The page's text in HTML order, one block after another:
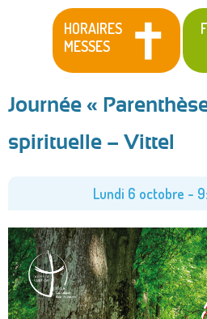
HORAIRES
MESSES
Journée «
spirituelle – Vittel
Lundi 6 octobre -